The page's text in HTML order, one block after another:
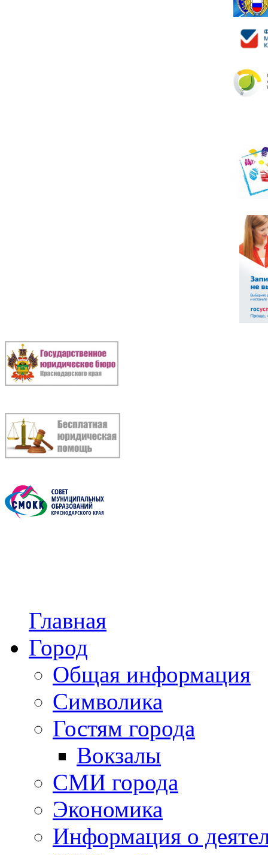
Главная
Город
Общая информация
Символика
Гостям города
Вокзалы
СМИ города
Экономика
Информация о